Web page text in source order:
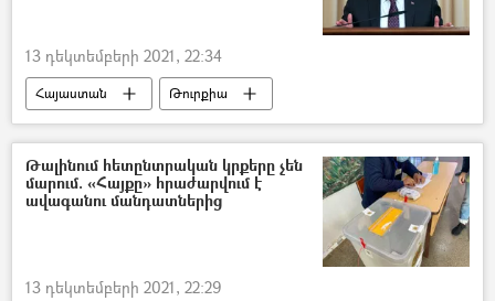
13 դեկտեմբերի 2021, 22:34
Հայաստան
Թուրքիա
Մևլութ Չավուշօղլու
Թալինում հետընտրական կրքերը չեն
մարում. «Հայքը» հրաժարվում է
ավագանու մանդատներից
13 դեկտեմբերի 2021, 22:29